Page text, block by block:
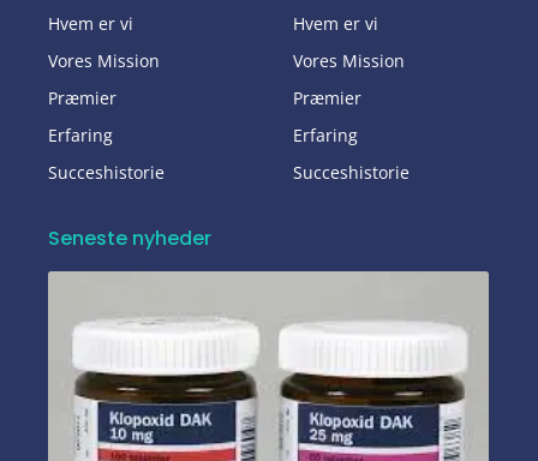
Hvem er vi
Vores Mission
Præmier
Erfaring
Succeshistorie
Hvem er vi
Vores Mission
Præmier
Erfaring
Succeshistorie
Seneste nyheder